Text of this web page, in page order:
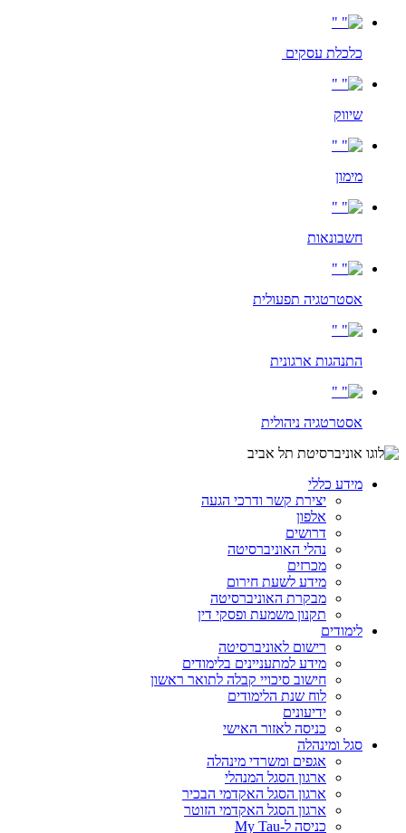
כלכלת עסקים
שיווק
מימון
חשבונאות
אסטרטגיה תפעולית
התנהגות ארגונית
אסטרטגיה ניהולית
מידע כללי
יצירת קשר ודרכי הגעה
אלפון
דרושים
נהלי האוניברסיטה
מכרזים
מידע לשעת חירום
מבקרת האוניברסיטה
תקנון משמעת ופסקי דין
לימודים
רישום לאוניברסיטה
מידע למתעניינים בלימודים
חישוב סיכויי קבלה לתואר ראשון
לוח שנת הלימודים
ידיעונים
כניסה לאזור האישי
סגל ומינהלה
אגפים ומשרדי מינהלה
ארגון הסגל המנהלי
ארגון הסגל האקדמי הבכיר
ארגון הסגל האקדמי הזוטר
כניסה ל-My Tau